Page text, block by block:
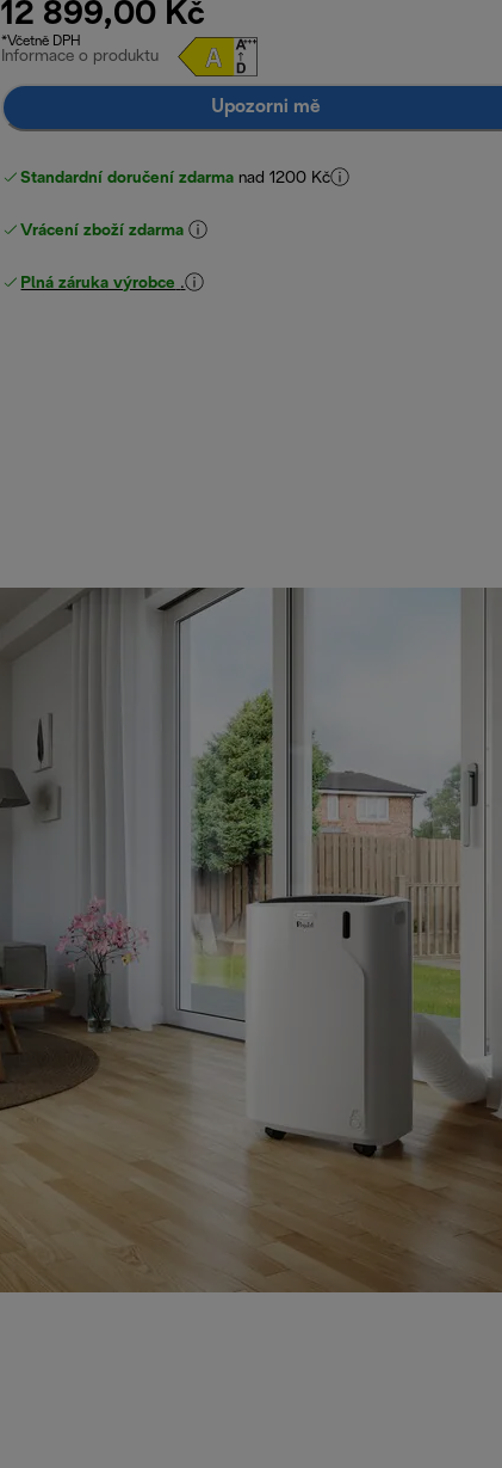
12 899,00 Kč
*Včetně DPH
Informace o produktu
Upozorni mě
Standardní doručení zdarma nad 1200 Kč
Vrácení zboží zdarma
Plná záruka výrobce .